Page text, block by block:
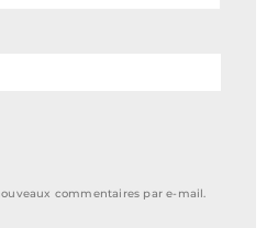
commentaires par e-mail.